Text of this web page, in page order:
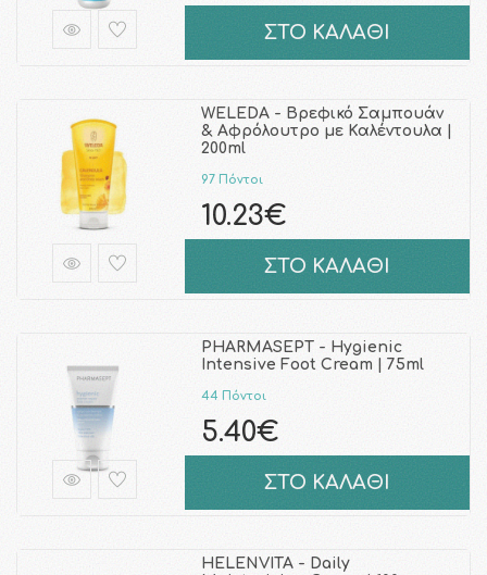
ΣΤΟ ΚΑΛΑΘΙ
WELEDA - Βρεφικό Σαμπουάν
& Αφρόλουτρο με Καλέντουλα |
200ml
97 Πόντοι
10.23€
ΣΤΟ ΚΑΛΑΘΙ
PHARMASEPT - Hygienic
Intensive Foot Cream | 75ml
44 Πόντοι
5.40€
ΣΤΟ ΚΑΛΑΘΙ
HELENVITA - Daily